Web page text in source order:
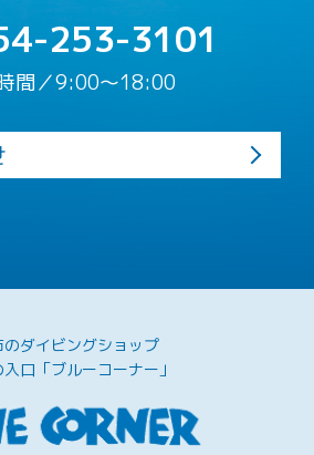
253-3101
間／9:00〜18:00
のダイビングショップ
口「ブルーコーナー」